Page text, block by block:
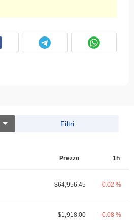
Filtri
Prezzo 1h
$64,956.45 -0.02 %
$1,918.00 -0.08 %